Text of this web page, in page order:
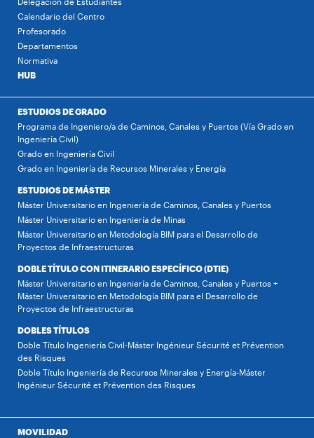
Calendario del Centro
Profesorado
Departamentos
Normativa
HUB
ESTUDIOS DE GRADO
Programa de Ingeniero/a de Caminos, Canales y Puertos (Vía Grado en
Ingeniería Civil)
Grado en Ingeniería Civil
Grado en Ingeniería de Recursos Minerales y Energía
ESTUDIOS DE MÁSTER
Máster Universitario en Ingeniería de Caminos, Canales y Puertos
Máster Universitario en Ingeniería de Minas
Máster Universitario en Metodología BIM para el Desarrollo de
Proyectos de Infraestructuras
DOBLE TÍTULO CON ITINERARIO ESPECÍFICO (DTIE)
Máster Universitario en Ingeniería de Caminos, Canales y Puertos +
Máster Universitario en Metodología BIM para el Desarrollo de
Proyectos de Infraestructuras
DOBLES TÍTULOS
Doble Título Ingeniería Civil-Máster Ingénieur Sécurité et Prévention
des Risques
Doble Título Ingeniería de Recursos Minerales y Energía-Máster
Ingénieur Sécurité et Prévention des Risques
MOVILIDAD